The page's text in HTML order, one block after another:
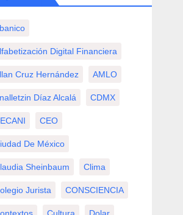
Digital Financiera
Cruz Hernández AMLO
Díaz Alcalá CDMX
CEO
De México
Sheinbaum Clima
Jurista CONSCIENCIA